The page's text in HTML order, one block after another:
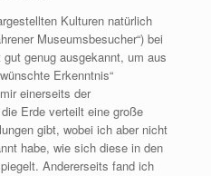
Kulturen natürlich
Museumsbesucher“) bei
genug ausgekannt, um aus
Erkenntnis“
einerseits der
Erde verteilt eine große
gibt, wobei ich aber nicht
habe, wie sich diese in den
Andererseits fand ich